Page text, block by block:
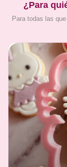
¿Para
Para todas las